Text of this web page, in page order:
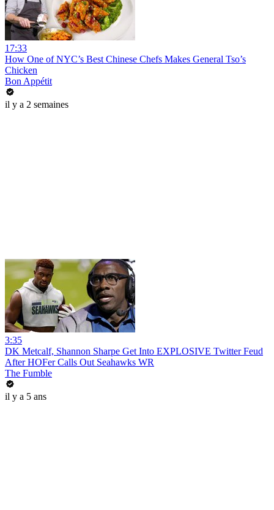
17:33
How One of NYC’s Best Chinese Chefs Makes General Tso’s
Chicken
Bon Appétit
il y a 2 semaines
3:35
DK Metcalf, Shannon Sharpe Get Into EXPLOSIVE Twitter Feud
After HOFer Calls Out Seahawks WR
The Fumble
il y a 5 ans